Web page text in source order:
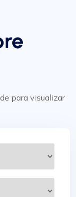
para visualizar